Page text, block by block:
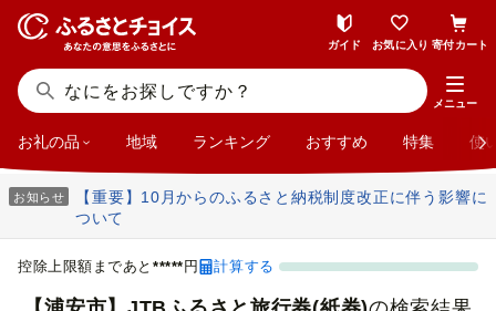
ガイド お気に入り 寄付カート
メニュー
お礼の品 地域 ランキング おすすめ 特集 使
お知らせ
【重要】10月からのふるさと納税制度改正に伴う影響に
ついて
控除上限額まであと***** 円 計算する
チョイスアプリ ワンストップ申請 スピード発送